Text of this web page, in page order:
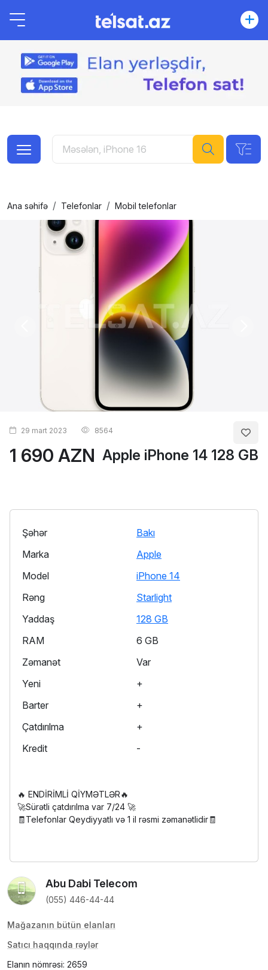
Ana səhifə Telefonlar Mobil telefonlar
1 690 AZN Apple iPhone 14 128 GB
29 mart 2023 8564
Şəhər
Bakı
Marka
Apple
Model
iPhone 14
Rəng
Starlight
Yaddaş
128 GB
RAM
6 GB
Zəmanət
Var
Yeni
+
Barter
+
Çatdırılma
+
Kredit
-
🔥 ENDİRİMLİ QİYMƏTLƏR🔥
🚀Sürətli çatdırılma var 7/24 🚀
🧾Telefonlar Qeydiyyatlı və 1 il rəsmi zəmanətlidir🧾
Abu Dabi Telecom
(055) 446-44-44
Mağazanın bütün elanları
Satıcı haqqında rəylər
Elanın nömrəsi: 2659